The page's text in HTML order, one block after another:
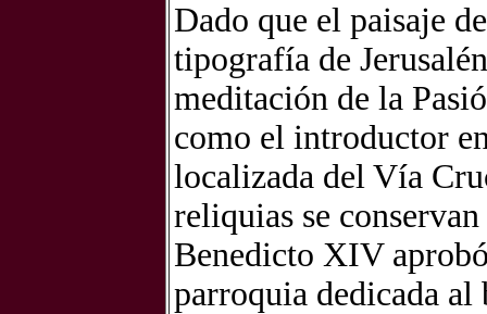
Dado que el paisaje
tipografía de
meditación de la
como el introductor
localizada del Vía
reliquias se
Benedicto XIV
parroquia dedicada al